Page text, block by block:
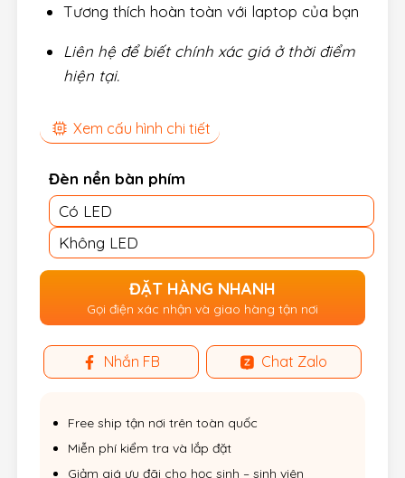
Tương thích hoàn toàn với laptop của bạn
Liên hệ để biết chính xác giá ở thời điểm
hiện tại.
Xem cấu hình chi tiết
Đèn nền bàn phím
Có LED
Không LED
ĐẶT HÀNG NHANH
Gọi điện xác nhận và giao hàng tận nơi
Nhắn FB Chat Zalo
Free ship tận nơi trên toàn quốc
Miễn phí kiểm tra và lắp đặt
Giảm giá ưu đãi cho học sinh – sinh viên